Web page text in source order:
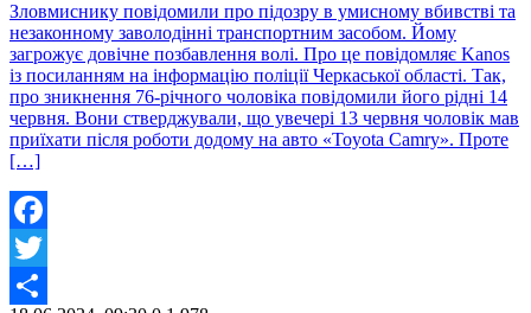
Зловмиснику повідомили про підозру в умисному вбивстві та
незаконному заволодінні транспортним засобом. Йому
загрожує довічне позбавлення волі. Про це повідомляє Kanos
із посиланням на інформацію поліції Черкаської області. Так,
про зникнення 76-річного чоловіка повідомили його рідні 14
червня. Вони стверджували, що увечері 13 червня чоловік мав
приїхати після роботи додому на авто «Toyota Camry». Проте
[…]
Facebook
Twitter